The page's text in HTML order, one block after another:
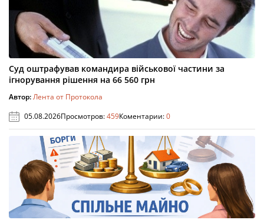
Суд оштрафував командира військової частини за
ігнорування рішення на 66 560 грн
Автор:Лента от Протокола
05.08.2026Просмотров:459Коментарии:0